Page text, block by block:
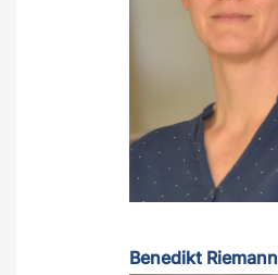
Benedikt Riemann